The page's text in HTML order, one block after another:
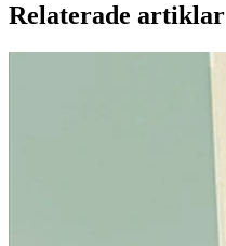
Relaterade artiklar